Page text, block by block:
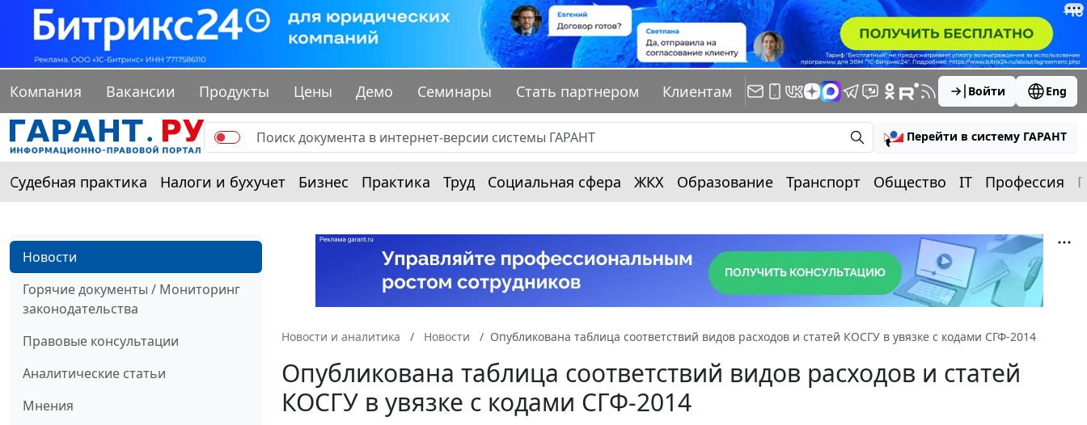
Компания Вакансии Продукты Цены Демо Семинары Стать партнером Клиентам Войти Eng
Перейти в систему ГАРАНТ
Судебная практика Налоги и бухучет Бизнес Практика Труд Социальная сфера ЖКХ Образование Транспорт Общество IT Профессия
Новости
Горячие документы / Мониторинг
законодательства
Правовые консультации
Аналитические статьи
Мнения
Новости и аналитика Новости Опубликована таблица соответствий видов расходов и статей КОСГУ в увязке с кодами СГФ-2014
Опубликована таблица соответствий видов расходов и статей
КОСГУ в увязке с кодами СГФ-2014